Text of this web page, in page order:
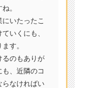
。
いたったこ
いくにも、
す。
るのもありが
、近隣のコ
らなければい